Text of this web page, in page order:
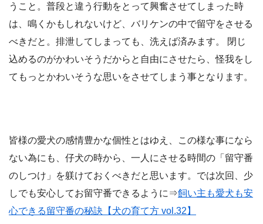
うこと。普段と違う行動をとって興奮させてしまった時
は、鳴くかもしれないけど、バリケンの中で留守をさせる
べきだと。排泄してしまっても、洗えば済みます。 閉じ
込めるのがかわいそうだからと自由にさせたら、怪我をし
てもっとかわいそうな思いをさせてしまう事となります。
皆様の愛犬の感情豊かな個性とはゆえ、この様な事になら
ない為にも、仔犬の時から、一人にさせる時間の「留守番
のしつけ」を躾けておくべきだと思います。では次回、少
しでも安心してお留守番できるように⇒飼い主も愛犬も安
心できる留守番の秘訣【犬の育て方 vol.32】